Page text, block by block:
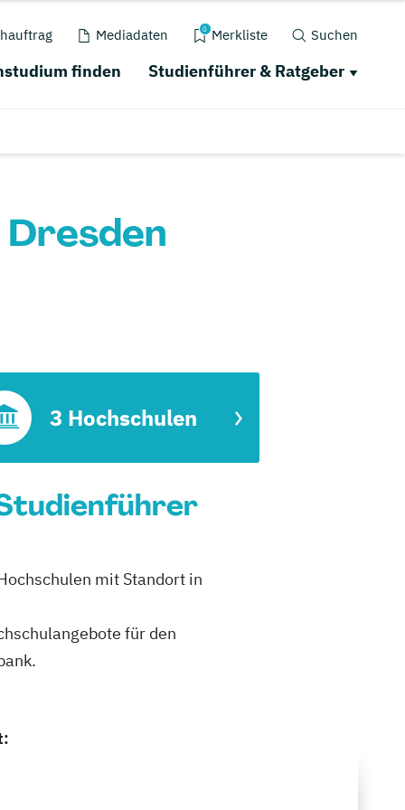
Mediadaten 0 Merkliste Suchen
finden Studienführer & Ratgeber
3 Hochschulen
mit Standort in
für den